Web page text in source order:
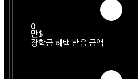
0
만$
장학금 혜택 받음 금액